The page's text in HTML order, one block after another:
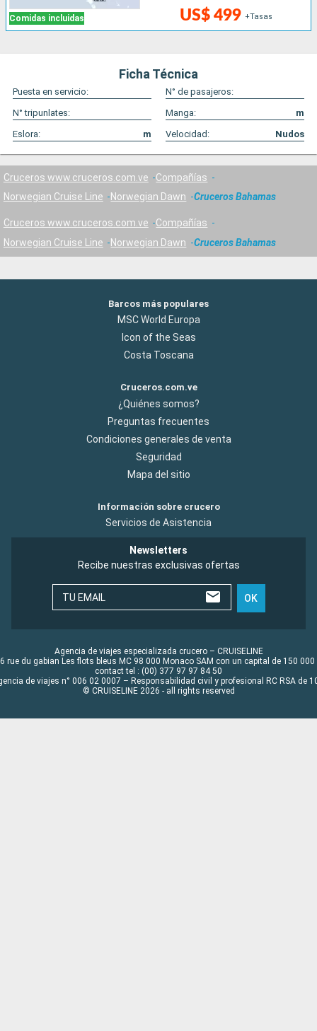
Comidas incluidas US$ 499 +Tasas
Ficha Técnica
Puesta en servicio:
N° de pasajeros:
N° tripunlates:
Manga:
m
Eslora:
m Velocidad: Nudos
Cruceros www.cruceros.com.ve
Compañías
Norwegian Cruise Line
Norwegian Dawn Cruceros Bahamas
Cruceros www.cruceros.com.ve
Compañías
Norwegian Cruise Line
Norwegian Dawn Cruceros Bahamas
Barcos más populares
MSC World Europa
Icon of the Seas
Costa Toscana
Cruceros.com.ve
¿Quiénes somos?
Preguntas frecuentes
Condiciones generales de venta
Seguridad
Mapa del sitio
Información sobre crucero
Servicios de Asistencia
Newsletters
Recibe nuestras exclusivas ofertas
TU EMAIL OK
Agencia de viajes especializada crucero – CRUISELINE
rue du gabian Les flots bleus MC 98 000 Monaco SAM con un capital de 150 000
contact tel : (00) 377 97 97 84 50
de viajes n° 006 02 0007 – Responsabilidad civil y profesional RC RSA de
© CRUISELINE 2026 - all rights reserved